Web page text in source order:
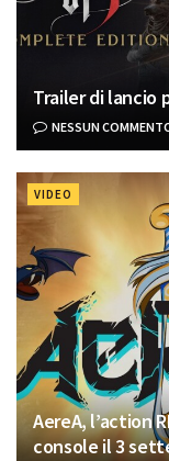
Trailer di lancio
NESSUN
VIDEO
AereA, l’action
console il 3